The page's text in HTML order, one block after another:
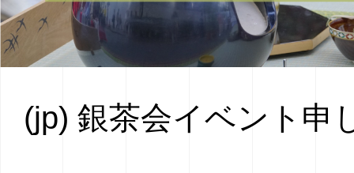
(jp) 銀茶会イベント申